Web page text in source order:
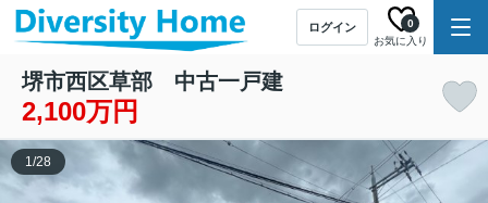
ログイン
お気に入り
0
堺市西区草部 中古一戸建
2,100万円
1/28